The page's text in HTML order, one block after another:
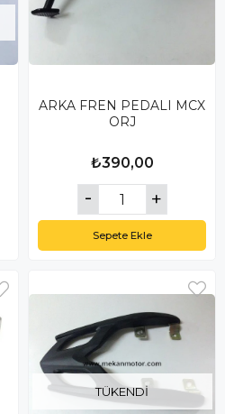
ARKA FREN PEDALI MCX
ORJ
₺390,00
Sepete Ekle
TÜKENDI